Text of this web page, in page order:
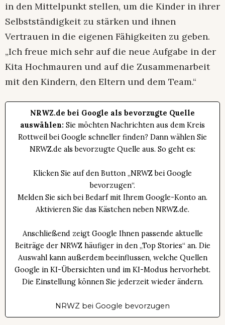
in den Mittelpunkt stellen, um die Kinder in ihrer
Selbstständigkeit zu stärken und ihnen
Vertrauen in die eigenen Fähigkeiten zu geben.
„Ich freue mich sehr auf die neue Aufgabe in der
Kita Hochmauren und auf die Zusammenarbeit
mit den Kindern, den Eltern und dem Team.“
NRWZ.de bei Google als bevorzugte Quelle
auswählen: Sie möchten Nachrichten aus dem Kreis
Rottweil bei Google schneller finden? Dann wählen Sie
NRWZ.de als bevorzugte Quelle aus. So geht es:
Klicken Sie auf den Button „NRWZ bei Google
bevorzugen“.
Melden Sie sich bei Bedarf mit Ihrem Google-Konto an.
Aktivieren Sie das Kästchen neben NRWZ.de.
Anschließend zeigt Google Ihnen passende aktuelle
Beiträge der NRWZ häufiger in den „Top Stories“ an. Die
Auswahl kann außerdem beeinflussen, welche Quellen
Google in KI-Übersichten und im KI-Modus hervorhebt.
Die Einstellung können Sie jederzeit wieder ändern.
NRWZ bei Google bevorzugen